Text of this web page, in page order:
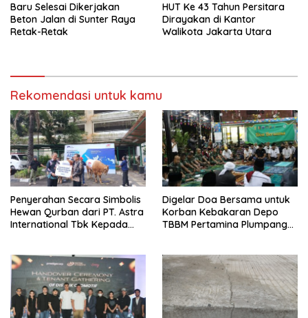
Baru Selesai Dikerjakan
Beton Jalan di Sunter Raya
Retak-Retak
HUT Ke 43 Tahun Persitara
Dirayakan di Kantor
Walikota Jakarta Utara
Rekomendasi untuk kamu
Penyerahan Secara Simbolis
Hewan Qurban dari PT. Astra
International Tbk Kepada
Digelar Doa Bersama untuk
Korban Kebakaran Depo
TBBM Pertamina Plumpang